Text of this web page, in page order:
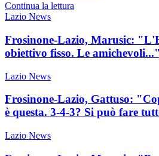
Continua la lettura
Lazio News
Frosinone-Lazio, Marusic:
obiettivo fisso. Le amichevoli..."
Lazio News
Frosinone-Lazio, Gattuso:
è questa. 3-4-3? Si può fare
Lazio News